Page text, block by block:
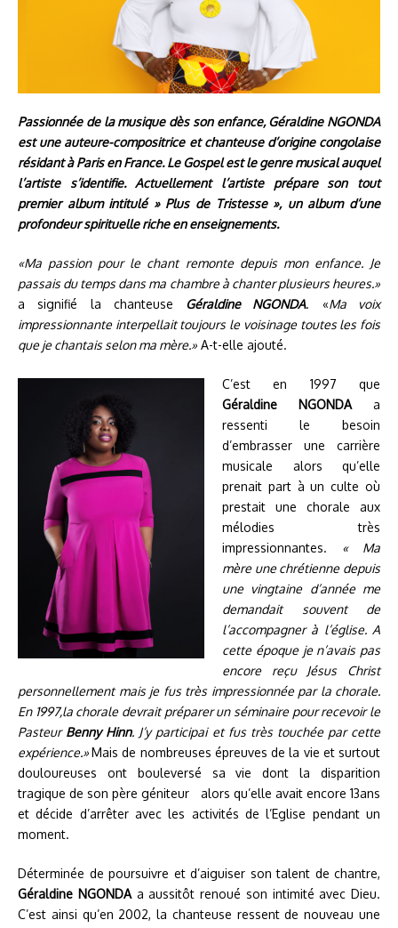
Passionnée de la musique dès son enfance, Géraldine NGONDA
est une auteure-compositrice et chanteuse d’origine congolaise
résidant à Paris en France. Le Gospel est le genre musical auquel
l’artiste s’identifie. Actuellement l’artiste prépare son tout
premier album intitulé » Plus de Tristesse », un album d’une
profondeur spirituelle riche en enseignements.
«Ma passion pour le chant remonte depuis mon enfance. Je
passais du temps dans ma chambre à chanter plusieurs heures.»
a signifié la chanteuse Géraldine NGONDA. «Ma voix
impressionnante interpellait toujours le voisinage toutes les fois
que je chantais selon ma mère.» A-t-elle ajouté.
C’est en 1997 que
Géraldine NGONDA a
ressenti le besoin
d’embrasser une carrière
musicale alors qu’elle
prenait part à un culte où
prestait une chorale aux
mélodies très
impressionnantes. « Ma
mère une chrétienne depuis
une vingtaine d’année me
demandait souvent de
l’accompagner à l’église. A
cette époque je n’avais pas
encore reçu Jésus Christ
personnellement mais je fus très impressionnée par la chorale.
En 1997,la chorale devrait préparer un séminaire pour recevoir le
Pasteur Benny Hinn. J’y participai et fus très touchée par cette
expérience.»Mais de nombreuses épreuves de la vie et surtout
douloureuses ont bouleversé sa vie dont la disparition
tragique de son père géniteur alors qu’elle avait encore 13ans
et décide d’arrêter avec les activités de l’Eglise pendant un
moment.
Déterminée de poursuivre et d’aiguiser son talent de chantre,
Géraldine NGONDAa aussitôt renoué son intimité avec Dieu.
C’est ainsi qu’en 2002, la chanteuse ressent de nouveau une